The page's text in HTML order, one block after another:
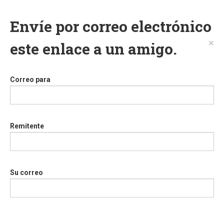
Envíe por correo electrónico
este enlace a un amigo.
×
Correo para
Remitente
Su correo